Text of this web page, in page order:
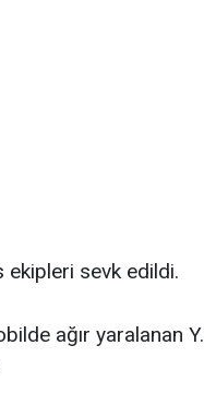
ekipleri sevk edildi.
ağır yaralanan